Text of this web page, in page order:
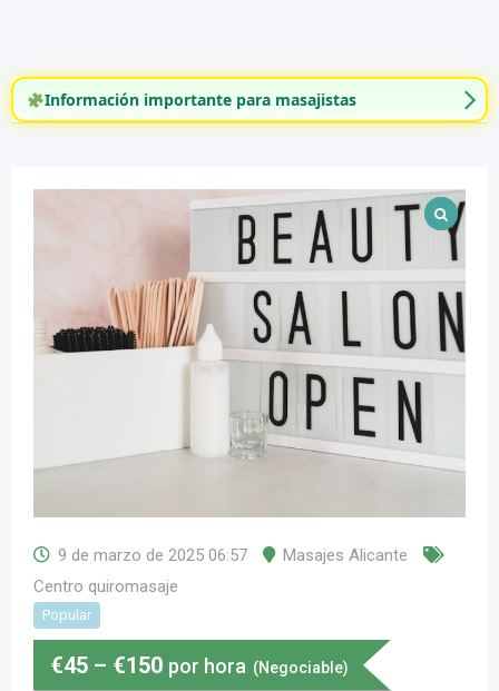
Información importante para masajistas
9 de marzo de 2025 06:57
Masajes Alicante
Centro quiromasaje
Popular
€45 – €150 por hora (Negociable)